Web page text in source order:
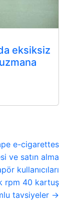
eksiksiz
e-cigarettes
ve satın alma
kullanıcıları
rpm 40 kartuş
tavsiyeler →